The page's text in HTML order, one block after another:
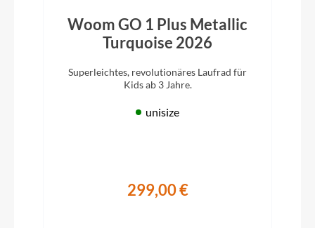
Woom GO 1 Plus Metallic
Turquoise 2026
Superleichtes, revolutionäres Laufrad für
Kids ab 3 Jahre.
unisize
299,00 €